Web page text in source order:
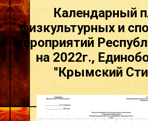
Календарный
физкультурных и
мероприятий
на 2022г.,
"Крымский